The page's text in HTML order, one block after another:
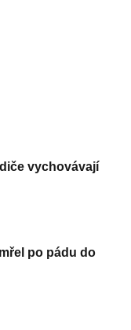
vychovávají
po pádu do